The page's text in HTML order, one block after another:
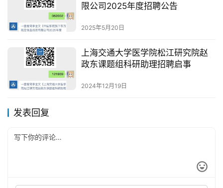
限公司2025年度招聘公告
2025年5月20日
上海交通大学医学院松江研究院赵
政东课题组科研助理招聘启事
2024年12月19日
发表回复